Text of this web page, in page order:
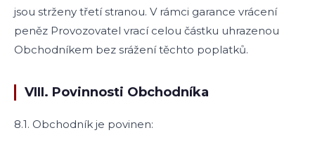
jsou strženy třetí stranou. V rámci garance vrácení
peněz Provozovatel vrací celou částku uhrazenou
Obchodníkem bez srážení těchto poplatků.
VIII. Povinnosti Obchodníka
8.1. Obchodník je povinen: